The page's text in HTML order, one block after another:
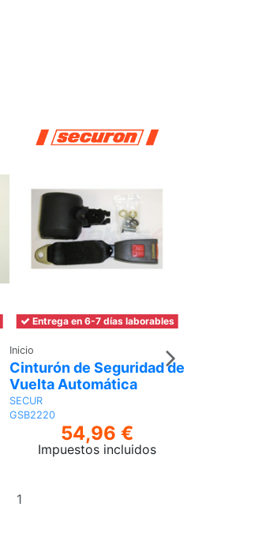
Entrega en 6-7 días laborables
Inicio
Cinturón de Seguridad de
Vuelta Automática
SECUR
GSB2220
54,96 €
Impuestos incluidos